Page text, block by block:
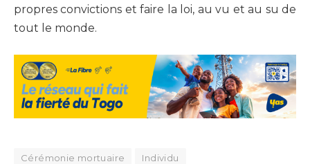
propres convictions et faire la loi, au vu et au su de
tout le monde.
Cérémonie mortuaire Individu